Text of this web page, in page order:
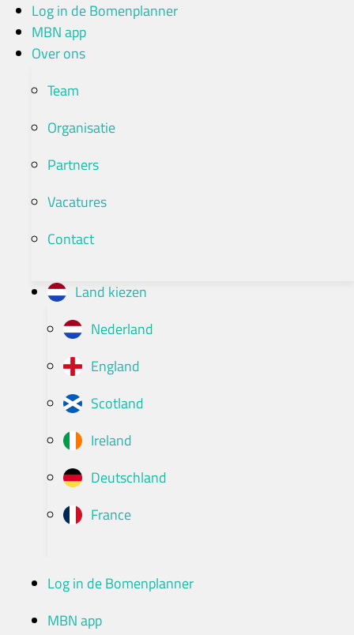
naar
Log in de Bomenplanner
MBN app
Over ons
Team
Organisatie
Partners
Vacatures
Contact
Land kiezen
Nederland
England
Scotland
Ireland
Deutschland
France
Log in de Bomenplanner
MBN app